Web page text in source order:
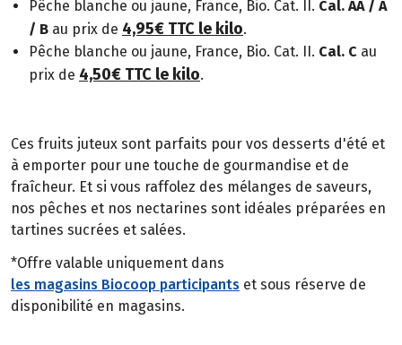
Pêche blanche ou jaune, France, Bio. Cat. II. Cal. AA / A
/ B au prix de 4,95€ TTC le kilo.
Pêche blanche ou jaune, France, Bio. Cat. II. Cal. C au
prix de 4,50€ TTC le kilo.
Ces fruits juteux sont parfaits pour vos desserts d'été et
à emporter pour une touche de gourmandise et de
fraîcheur. Et si vous raffolez des mélanges de saveurs,
nos pêches et nos nectarines sont idéales préparées en
tartines sucrées et salées.
*Offre valable uniquement dans
les magasins Biocoop participants et sous réserve de
disponibilité en magasins.